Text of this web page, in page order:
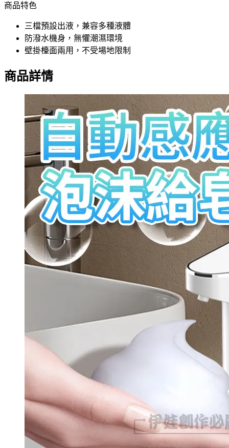
商品特色
三檔預設出液，兼容多種液體
防潑水機身，無懼潮濕環境
壁掛檯面兩用，不受場地限制
商品詳情